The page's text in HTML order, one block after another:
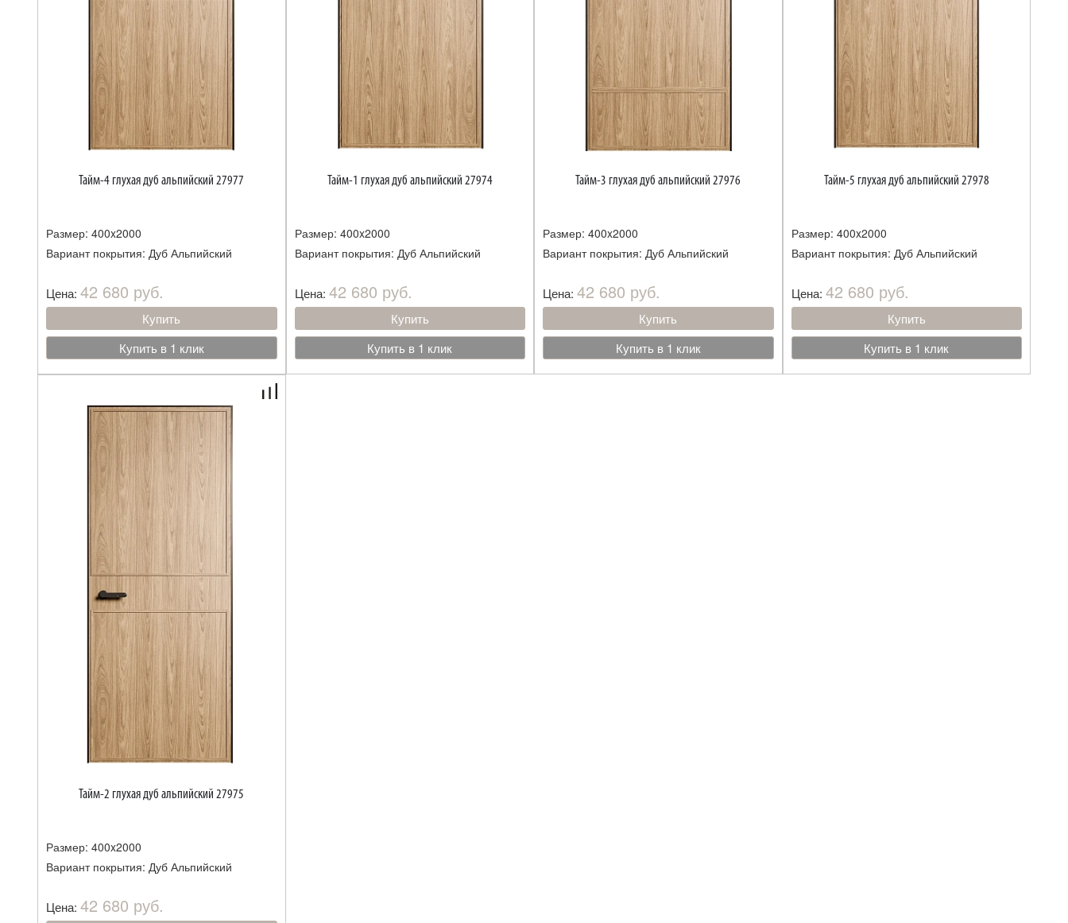
Тайм-4 глухая дуб альпийский 27977
Размер: 400x2000
Вариант покрытия: Дуб Альпийский
Цена: 42 680 руб.
Купить
Купить в 1 клик
Тайм-1 глухая дуб альпийский 27974
Размер: 400x2000
Вариант покрытия: Дуб Альпийский
Цена: 42 680 руб.
Купить
Купить в 1 клик
Тайм-3 глухая дуб альпийский 27976
Размер: 400x2000
Вариант покрытия: Дуб Альпийский
Цена: 42 680 руб.
Купить
Купить в 1 клик
Тайм-5 глухая дуб альпийский 27978
Размер: 400x2000
Вариант покрытия: Дуб Альпийский
Цена: 42 680 руб.
Купить
Купить в 1 клик
Тайм-2 глухая дуб альпийский 27975
Размер: 400x2000
Вариант покрытия: Дуб Альпийский
Цена: 42 680 руб.